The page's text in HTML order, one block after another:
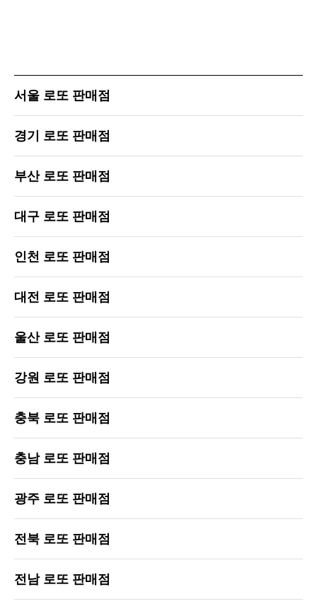
서울 로또 판매점
경기 로또 판매점
부산 로또 판매점
대구 로또 판매점
인천 로또 판매점
대전 로또 판매점
울산 로또 판매점
강원 로또 판매점
충북 로또 판매점
충남 로또 판매점
광주 로또 판매점
전북 로또 판매점
전남 로또 판매점